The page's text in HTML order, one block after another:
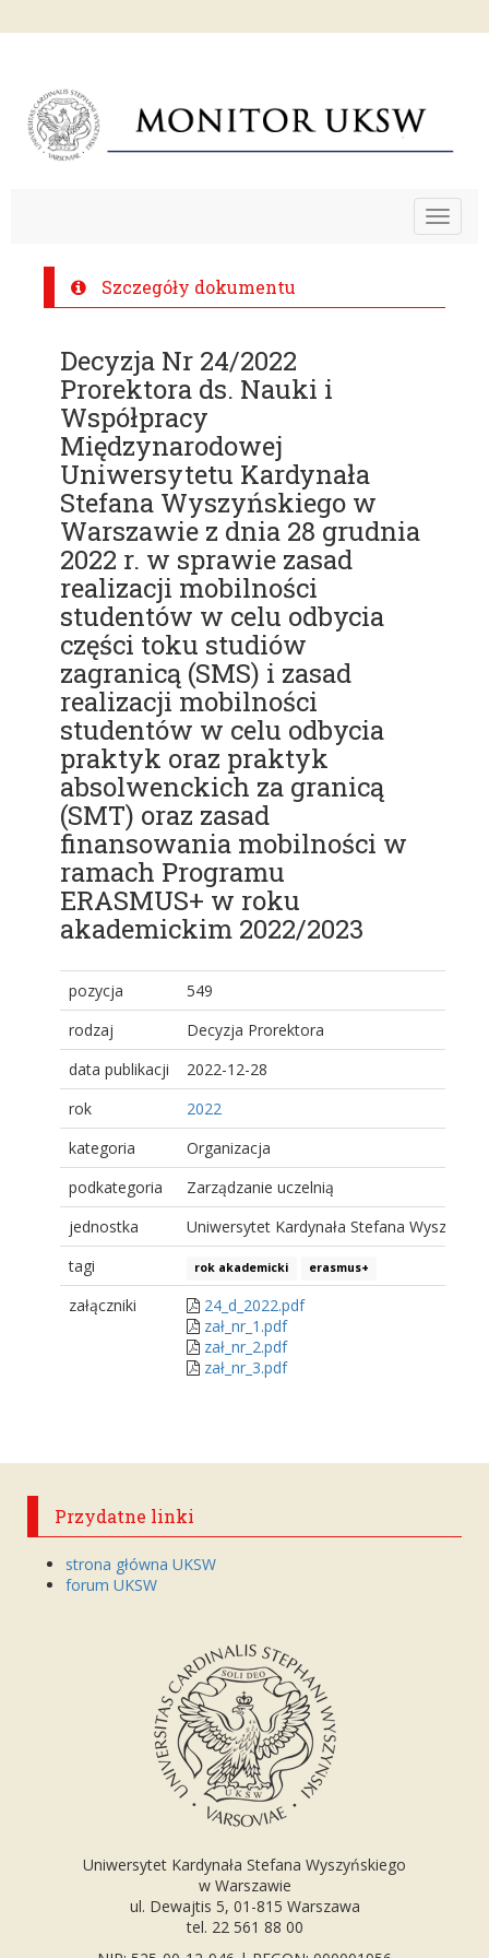
Toggle
Szczegóły dokumentu
Decyzja Nr 24/2022
Prorektora ds. Nauki i
Współpracy
Międzynarodowej
Uniwersytetu Kardynała
Stefana Wyszyńskiego w
Warszawie z dnia 28 grudnia
2022 r. w sprawie zasad
realizacji mobilności
studentów w celu odbycia
części toku studiów
zagranicą (SMS) i zasad
realizacji mobilności
studentów w celu odbycia
praktyk oraz praktyk
absolwenckich za granicą
(SMT) oraz zasad
finansowania mobilności w
ramach Programu
ERASMUS+ w roku
akademickim 2022/2023
pozycja
549
rodzaj
Decyzja Prorektora
data publikacji
2022-12-28
rok
2022
kategoria
Organizacja
podkategoria
Zarządzanie uczelnią
jednostka
Uniwersytet Kardynała Stefana
tagi
rok akademicki erasmus+
załączniki
24_d_2022.pdf
zał_nr_1.pdf
zał_nr_2.pdf
zał_nr_3.pdf
Przydatne linki
strona główna UKSW
forum UKSW
Uniwersytet Kardynała Stefana Wyszyńskiego
w Warszawie
ul. Dewajtis 5, 01-815 Warszawa
tel. 22 561 88 00